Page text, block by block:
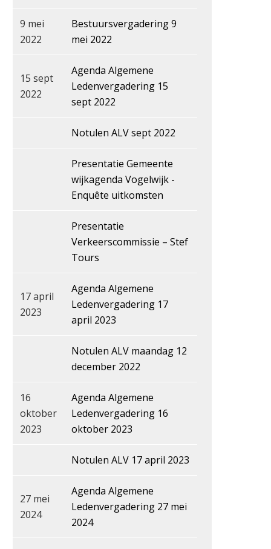
9 mei
2022
Bestuursvergadering 9
mei 2022
15 sept
2022
Agenda Algemene
Ledenvergadering 15
sept 2022
Notulen ALV sept 2022
Presentatie Gemeente
wijkagenda Vogelwijk -
Enquête uitkomsten
Presentatie
Verkeerscommissie – Stef
Tours
17 april
2023
Agenda Algemene
Ledenvergadering 17
april 2023
Notulen ALV maandag 12
december 2022
16
oktober
2023
Agenda Algemene
Ledenvergadering 16
oktober 2023
Notulen ALV 17 april 2023
27 mei
2024
Agenda Algemene
Ledenvergadering 27 mei
2024